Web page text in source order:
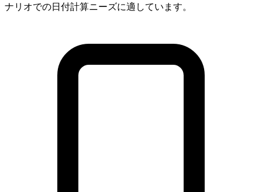
ナリオでの日付計算ニーズに適しています。